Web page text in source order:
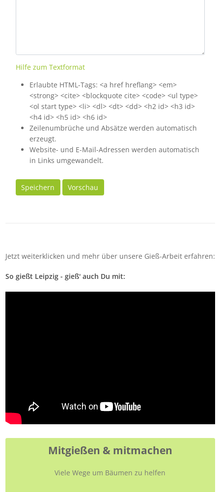
Hilfe zum Textformat
Erlaubte HTML-Tags: <a href hreflang> <em>
<strong> <cite> <blockquote cite> <code> <ul type>
<ol start type> <li> <dl> <dt> <dd> <h2 id> <h3 id>
<h4 id> <h5 id> <h6 id>
Zeilenumbrüche und Absätze werden automatisch
erzeugt.
Website- und E-Mail-Adressen werden automatisch
in Links umgewandelt.
Speichern Vorschau
Jetzt weiterklicken und mehr über unsere Gieß-Arbeit erfahren:
So gießt Leipzig - gieß' auch Du mit:
Mitgießen & mitmachen
Viele Wege um Bäumen zu helfen